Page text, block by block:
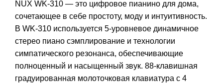
NUX WK-310 — это цифровое пианино для дома,
сочетающее в себе простоту, моду и интуитивность.
В WK-310 используется 5-уровневое динамичное
стерео пиано сэмплирование и технологии
симпатического резонанса, обеспечивающие
полноценный и насыщенный звук. 88-клавишная
градуированная молоточковая клавиатура с 4